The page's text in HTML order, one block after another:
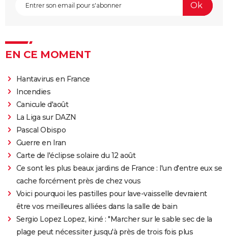
EN CE MOMENT
Hantavirus en France
Incendies
Canicule d'août
La Liga sur DAZN
Pascal Obispo
Guerre en Iran
Carte de l'éclipse solaire du 12 août
Ce sont les plus beaux jardins de France : l'un d'entre eux se
cache forcément près de chez vous
Voici pourquoi les pastilles pour lave-vaisselle devraient
être vos meilleures alliées dans la salle de bain
Sergio Lopez Lopez, kiné : "Marcher sur le sable sec de la
plage peut nécessiter jusqu'à près de trois fois plus